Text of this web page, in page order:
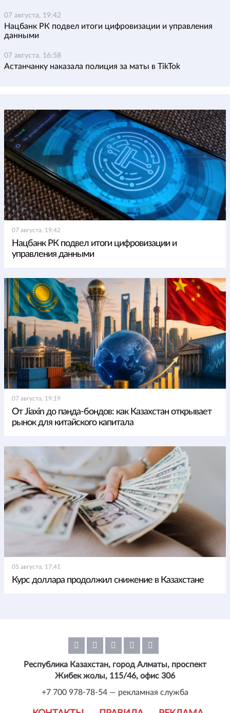
07 августа, 19:42
Нацбанк РК подвел итоги цифровизации и управления
данными
07 августа, 16:58
Астанчанку наказала полиция за маты в TikTok
07 августа, 19:42
Нацбанк РК подвел итоги цифровизации и
управления данными
07 августа, 19:19
От Jiaxin до панда-бондов: как Казахстан открывает
рынок для китайского капитала
05 августа, 17:41
Курс доллара продолжил снижение в Казахстане
Республика Казахстан, город Алматы, проспект
Жибек жолы, 115/46, офис 306
+7 700 978-78-54 — рекламная служба